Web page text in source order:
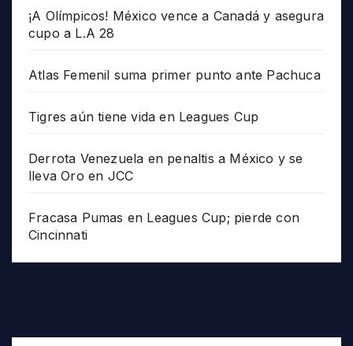
¡A Olímpicos! México vence a Canadá y asegura
cupo a L.A 28
Atlas Femenil suma primer punto ante Pachuca
Tigres aún tiene vida en Leagues Cup
Derrota Venezuela en penaltis a México y se
lleva Oro en JCC
Fracasa Pumas en Leagues Cup; pierde con
Cincinnati